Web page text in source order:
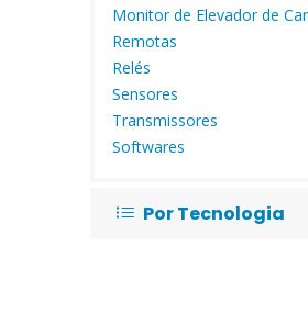
Monitor de Elevador de
Remotas
Relés
Sensores
Transmissores
Softwares
Por Tecnologia